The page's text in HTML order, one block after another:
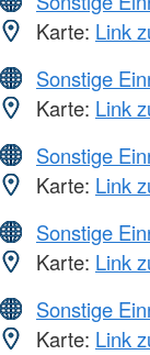
Karte: Link
Sonstige
Karte: Link
Sonstige
Karte: Link
Sonstige
Karte: Link
Sonstige
Karte: Link